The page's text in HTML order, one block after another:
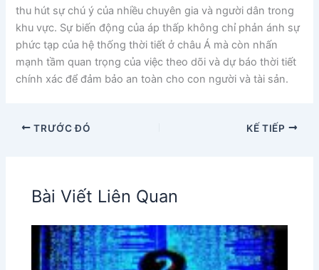
thu hút sự chú ý của nhiều chuyên gia và người dân trong
khu vực. Sự biến động của áp thấp không chỉ phản ánh sự
phức tạp của hệ thống thời tiết ở châu Á mà còn nhấn
mạnh tầm quan trọng của việc theo dõi và dự báo thời tiết
chính xác để đảm bảo an toàn cho con người và tài sản.
TRƯỚC ĐÓ KẾ TIẾP
Bài Viết Liên Quan